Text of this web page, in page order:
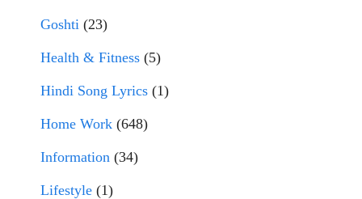
Goshti (23)
Health & Fitness (5)
Hindi Song Lyrics (1)
Home Work (648)
Information (34)
Lifestyle (1)